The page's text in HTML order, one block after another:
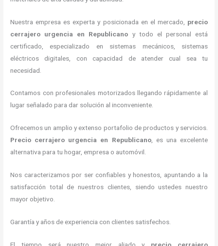
Nuestra empresa es experta y posicionada en el mercado, precio
cerrajero urgencia en Republicano y todo el personal está
certificado, especializado en sistemas mecánicos, sistemas
eléctricos digitales, con capacidad de atender cual sea tu
necesidad.
Contamos con profesionales motorizados llegando rápidamente al
lugar señalado para dar solución al inconveniente.
Ofrecemos un amplio y extenso portafolio de productos y servicios.
Precio cerrajero urgencia en Republicano, es una excelente
alternativa para tu hogar, empresa o automóvil.
Nos caracterizamos por ser confiables y honestos, apuntando a la
satisfacción total de nuestros clientes, siendo ustedes nuestro
mayor objetivo.
Garantía y años de experiencia con clientes satisfechos.